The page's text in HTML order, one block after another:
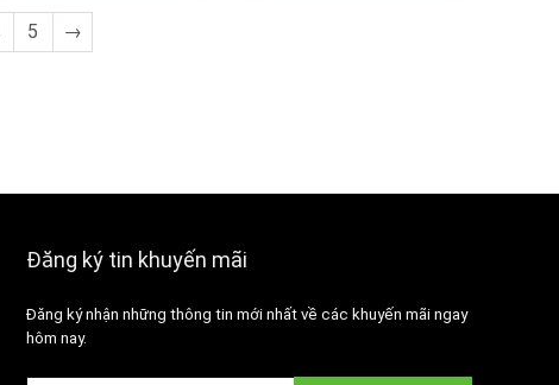
5 →
Đăng ký tin khuyến mãi
Đăng ký nhận những thông tin mới nhất về các khuyến mãi ngay
hôm nay.